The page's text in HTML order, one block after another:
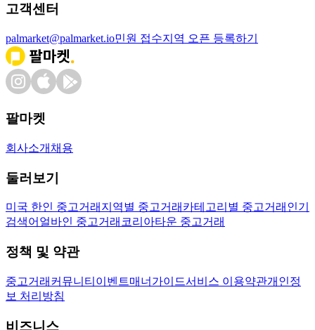
고객센터
palmarket@palmarket.io민원 접수지역 오픈 등록하기
팔마켓
회사소개 채용
둘러보기
미국 한인 중고거래 지역별 중고거래 카테고리별 중고거래 인기
검색어 얼바인 중고거래 코리아타운 중고거래
정책 및 약관
중고거래 커뮤니티 이벤트매너가이드서비스 이용약관개인정
보 처리방침
비즈니스